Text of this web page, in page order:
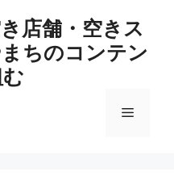
店舗・空きス
ちのコンテン
メ